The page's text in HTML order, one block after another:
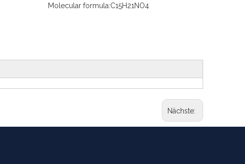
Molecular formula:C15H21NO4
Nächste: